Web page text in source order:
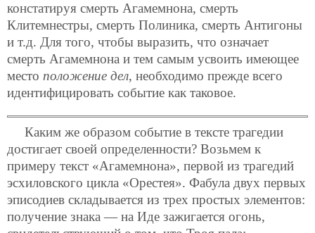
констатируя смерть Агамемнона, смерть
Клитемнестры, смерть Полиника, смерть Антигоны
и т.д. Для того, чтобы выразить, что означает
смерть Агамемнона и тем самым усвоить имеющее
место положение дел, необходимо прежде всего
идентифицировать событие как таковое.
Каким же образом событие в тексте трагедии
достигает своей определенности? Возьмем к
примеру текст «Агамемнона», первой из трагедий
эсхиловского цикла «Орестея». Фабула двух первых
эписодиев складывается из трех простых элементов:
получение знака — на Иде зажигается огонь,